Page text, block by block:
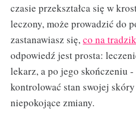
czasie przekształca się w
leczony, może prowadzić do
zastanawiasz się,co na
odpowiedź jest prosta:
lekarz, a po jego skończeniu
kontrolować stan swojej
niepokojące zmiany.